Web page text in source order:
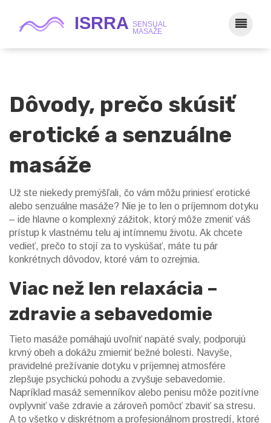
Dôvody, prečo skúsiť
erotické a senzuálne
masáže
Už ste niekedy premýšľali, čo vám môžu priniesť erotické
alebo senzuálne masáže? Nie je to len o príjemnom dotyku
– ide hlavne o komplexný zážitok, ktorý môže zmeniť váš
prístup k vlastnému telu aj intímnemu životu. Ak chcete
vedieť, prečo to stojí za to vyskúšať, máte tu pár
konkrétnych dôvodov, ktoré vám to ozrejmia.
Viac než len relaxácia –
zdravie a sebavedomie
Tieto masáže pomáhajú uvoľniť napäté svaly, podporujú
krvný obeh a dokážu zmierniť bežné bolesti. Navyše,
pravidelné prežívanie dotyku v príjemnej atmosfére
zlepšuje psychickú pohodu a zvyšuje sebavedomie.
Napríklad masáž semenníkov alebo penisu môže pozitívne
ovplyvniť vaše zdravie a zároveň pomôcť zbaviť sa stresu.
A to všetko v diskrétnom a profesionálnom prostredí, ktoré